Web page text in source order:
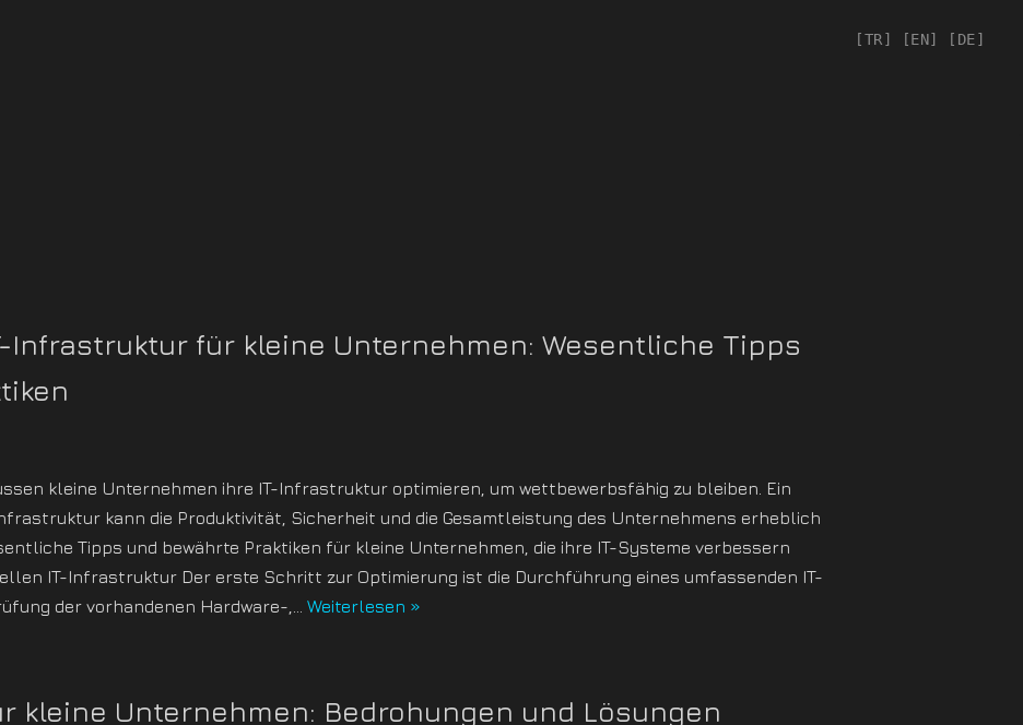
[TR] [EN] [DE]
Infrastruktur für kleine Unternehmen: Wesentliche Tipps
kleine Unternehmen ihre IT-Infrastruktur optimieren, um wettbewerbsfähig zu bleiben. Ein
kann die Produktivität, Sicherheit und die Gesamtleistung des Unternehmens erheblich
Tipps und bewährte Praktiken für kleine Unternehmen, die ihre IT-Systeme verbessern
IT-Infrastruktur Der erste Schritt zur Optimierung ist die Durchführung eines umfassenden IT-
der vorhandenen Hardware-,… Weiterlesen »
kleine Unternehmen: Bedrohungen und Lösungen